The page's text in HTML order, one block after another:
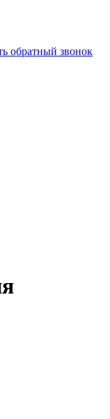
обратный звонок